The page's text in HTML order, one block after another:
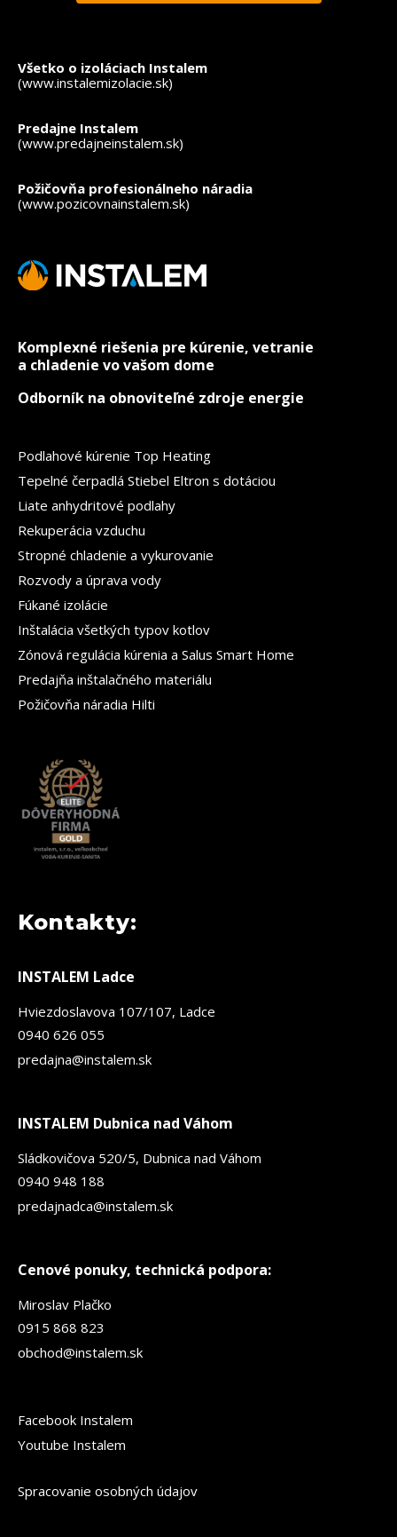
Komplexné riešenia pre kúrenie, vetranie
a chladenie vo vašom dome
Odborník na obnoviteľné zdroje energie
Podlahové kúrenie Top Heating
Tepelné čerpadlá Stiebel Eltron s dotáciou
Liate anhydritové podlahy
Rekuperácia vzduchu
Stropné chladenie a vykurovanie
Rozvody a úprava vody
Fúkané izolácie
Inštalácia všetkých typov kotlov
Zónová regulácia kúrenia a Salus Smart Home
Predajňa inštalačného materiálu
Požičovňa náradia Hilti
Kontakty:
INSTALEM Ladce
Hviezdoslavova 107/107, Ladce
0940 626 055
predajna@instalem.sk
INSTALEM Dubnica nad Váhom
Sládkovičova 520/5, Dubnica nad Váhom
0940 948 188
predajnadca@instalem.sk
Cenové ponuky, technická podpora:
Miroslav Plačko
0915 868 823
obchod@instalem.sk
Facebook Instalem
Youtube Instalem
Spracovanie osobných údajov
Všetko o izoláciach Instalem
(www.instalemizolacie.sk)
Predajne Instalem
(www.predajneinstalem.sk)
Požičovňa profesionálneho náradia
(www.pozicovnainstalem.sk)